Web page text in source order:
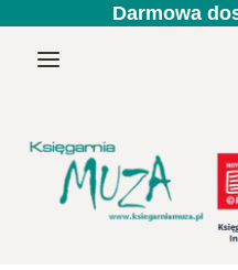
Darmowa
Menu